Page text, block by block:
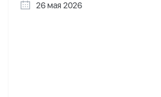
26 мая 2026